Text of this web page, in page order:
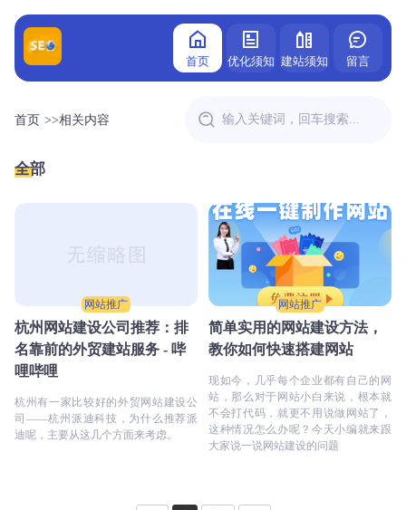
首页 优化须知 建站须知 留言
首页 >>相关内容
全部
网站推广
杭州网站建设公司推荐：排
名靠前的外贸建站服务 - 哔
哩哔哩
杭州有一家比较好的外贸网站建设公
司——杭州派迪科技，为什么推荐派
迪呢，主要从这几个方面来考虑。
网站推广
简单实用的网站建设方法，
教你如何快速搭建网站
现如今，几乎每个企业都有自己的网
站，那么对于网站小白来说，根本就
不会打代码，就更不用说做网站了，
这种情况怎么办呢？今天小编就来跟
大家说一说网站建设的问题